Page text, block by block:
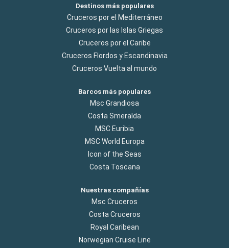
Destinos más populares
Cruceros por el Mediterráneo
Cruceros por las Islas Griegas
Cruceros por el Caribe
Cruceros Flordos y Escandinavia
Cruceros Vuelta al mundo
Barcos más populares
Msc Grandiosa
Costa Smeralda
MSC Euribia
MSC World Europa
Icon of the Seas
Costa Toscana
Nuestras compañías
Msc Cruceros
Costa Cruceros
Royal Caribean
Norwegian Cruise Line